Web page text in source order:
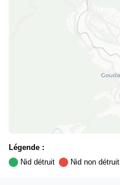
Légende :
Nid détruit
Nid non détruit